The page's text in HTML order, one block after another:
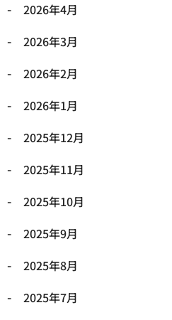
2026年4月
2026年3月
2026年2月
2026年1月
2025年12月
2025年11月
2025年10月
2025年9月
2025年8月
2025年7月